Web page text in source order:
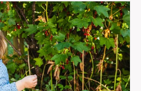
om dina vinbär